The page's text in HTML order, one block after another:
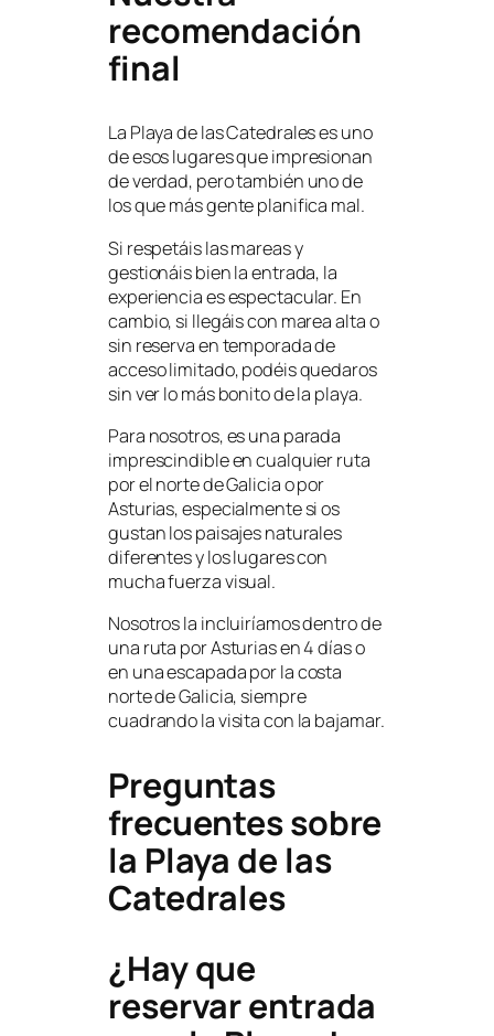
recomendación
final
La Playa de las Catedrales es uno
de esos lugares que impresionan
de verdad, pero también uno de
los que más gente planifica mal.
Si respetáis las mareas y
gestionáis bien la entrada, la
experiencia es espectacular. En
cambio, si llegáis con marea alta o
sin reserva en temporada de
acceso limitado, podéis quedaros
sin ver lo más bonito de la playa.
Para nosotros, es una parada
imprescindible en cualquier ruta
por el norte de Galicia o por
Asturias, especialmente si os
gustan los paisajes naturales
diferentes y los lugares con
mucha fuerza visual.
Nosotros la incluiríamos dentro de
una ruta por Asturias en 4 días o
en una escapada por la costa
norte de Galicia, siempre
cuadrando la visita con la bajamar.
Preguntas
frecuentes sobre
la Playa de las
Catedrales
¿Hay que
reservar entrada